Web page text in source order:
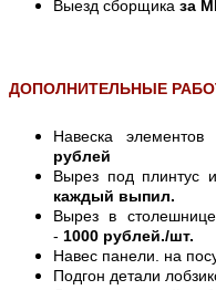
Выезд сборщика за
ДОПОЛНИТЕЛЬНЫЕ
Навеска
рублей
Вырез под плинтус
каждый выпил.
Вырез в
- 1000 рублей./шт.
Навес панели. на
Подгон детали